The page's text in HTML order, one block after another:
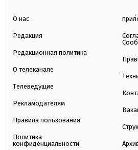
О нас
Редакция
Редакционная политика
О телеканале
Телеведущие
Рекламодателям
Правила пользования
Политика
конфиденциальности